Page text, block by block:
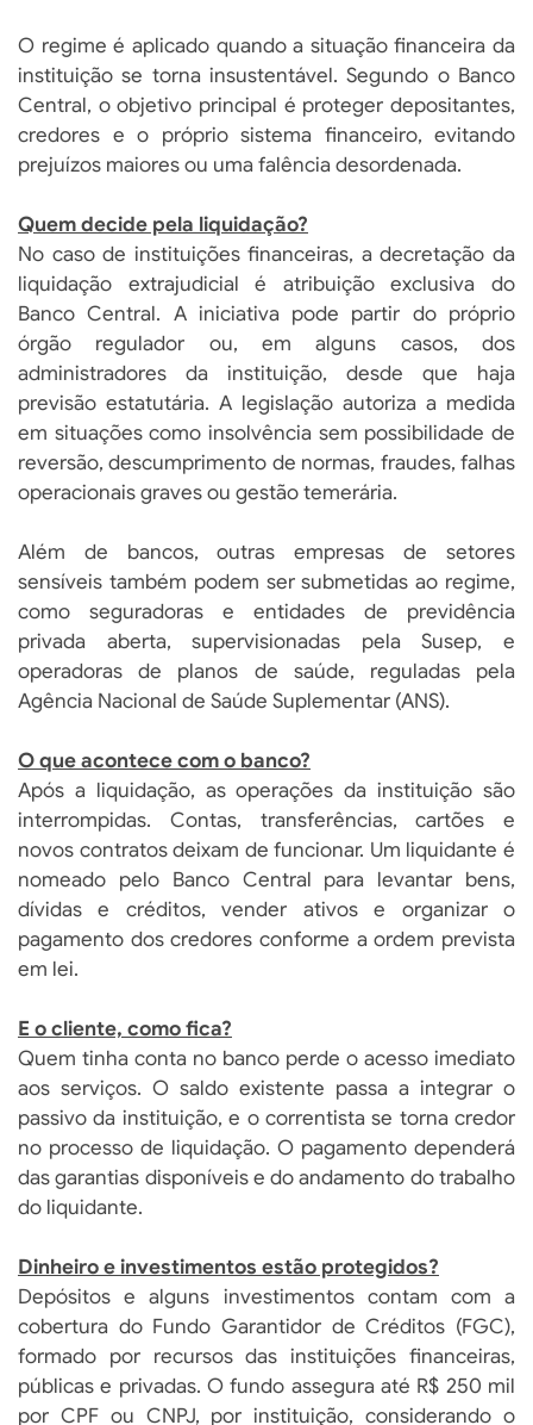
O regime é aplicado quando a situação financeira da
instituição se torna insustentável. Segundo o Banco
Central, o objetivo principal é proteger depositantes,
credores e o próprio sistema financeiro, evitando
prejuízos maiores ou uma falência desordenada.
Quem decide pela liquidação?
No caso de instituições financeiras, a decretação da
liquidação extrajudicial é atribuição exclusiva do
Banco Central. A iniciativa pode partir do próprio
órgão regulador ou, em alguns casos, dos
administradores da instituição, desde que haja
previsão estatutária. A legislação autoriza a medida
em situações como insolvência sem possibilidade de
reversão, descumprimento de normas, fraudes, falhas
operacionais graves ou gestão temerária.
Além de bancos, outras empresas de setores
sensíveis também podem ser submetidas ao regime,
como seguradoras e entidades de previdência
privada aberta, supervisionadas pela Susep, e
operadoras de planos de saúde, reguladas pela
Agência Nacional de Saúde Suplementar (ANS).
O que acontece com o banco?
Após a liquidação, as operações da instituição são
interrompidas. Contas, transferências, cartões e
novos contratos deixam de funcionar. Um liquidante é
nomeado pelo Banco Central para levantar bens,
dívidas e créditos, vender ativos e organizar o
pagamento dos credores conforme a ordem prevista
em lei.
E o cliente, como fica?
Quem tinha conta no banco perde o acesso imediato
aos serviços. O saldo existente passa a integrar o
passivo da instituição, e o correntista se torna credor
no processo de liquidação. O pagamento dependerá
das garantias disponíveis e do andamento do trabalho
do liquidante.
Dinheiro e investimentos estão protegidos?
Depósitos e alguns investimentos contam com a
cobertura do Fundo Garantidor de Créditos (FGC),
formado por recursos das instituições financeiras,
públicas e privadas. O fundo assegura até R$ 250 mil
por CPF ou CNPJ, por instituição, considerando o